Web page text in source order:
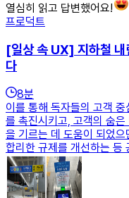
열심히 읽고 답변했어요!
프로덕트
[일상 속 UX] 지하철 내
다
8분
이를 통해 독자들의 고객
를 촉진시키고, 고객의 숨
을 기르는 데 도움이 되었
합리한 규제를 개선하는 등